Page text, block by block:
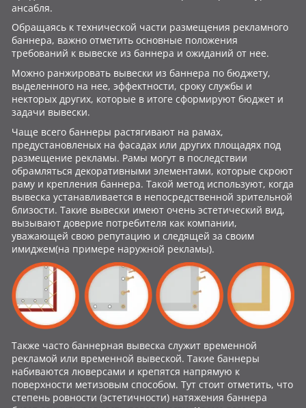
ансабля.
Обращаясь к технической части размещения рекламного
баннера, важно отметить основные положения
требований к вывеске из баннера и ожиданий от нее.
Можно ранжировать вывески из баннера по бюджету,
выделенного на нее, эффектности, сроку службы и
некторых других, которые в итоге сформируют бюджет и
задачи вывески.
Чаще всего баннеры растягивают на рамах,
предустановленых на фасадах или других площадях под
размещение рекламы. Рамы могут в последствии
обрамляться декоративными элементами, которые скроют
раму и крепления баннера. Такой метод используют, когда
вывеска устанавливается в непосредственной зрительной
близости. Такие вывески имеют очень эстетический вид,
вызывают доверие потребителя как компании,
уважающей свою репутацию и следящей за своим
имиджем(на примере наружной рекламы).
Также часто баннерная вывеска служит временной
рекламой или временной вывеской. Такие баннеры
набиваются люверсами и крепятся напрямую к
поверхности метизовым способом. Тут стоит отметить, что
степень ровности (эстетичности) натяжения баннера